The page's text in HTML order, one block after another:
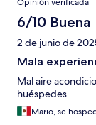
Opinión verificada
6/10 Buena
2 de junio de
Mala
Mal aire
huéspedes
Mario, se